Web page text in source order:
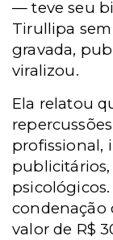
— teve seu
Tirullipa
gravada,
viralizou.
Ela relatou
profissional,
condenação
valor de R$